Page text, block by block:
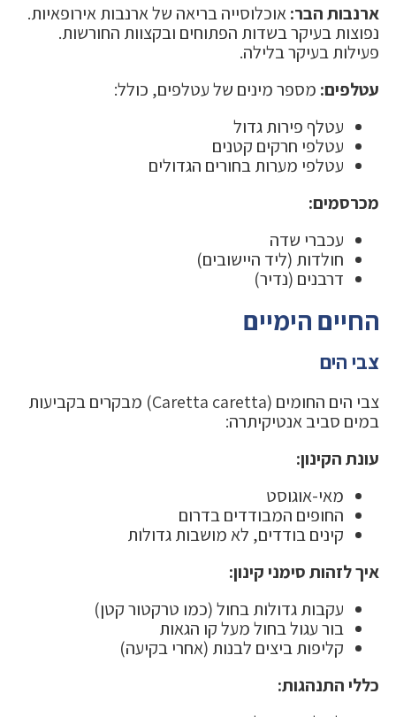
ארנבות הבר:אוכלוסייה בריאה של ארנבות אירופאיות.
נפוצות בעיקר בשדות הפתוחים ובקצוות החורשות.
פעילות בעיקר בלילה.
עטלפים: מספר מינים של עטלפים, כולל:
עטלף פירות גדול
עטלפי חרקים קטנים
עטלפי מערות בחורים הגדולים
מכרסמים:
עכברי שדה
חולדות (ליד היישובים)
דרבנים (נדיר)
החיים הימיים
צבי הים
צבי הים החומים (Caretta caretta) מבקרים בקביעות
במים סביב אנטיקיתרה:
עונת הקינון:
מאי-אוגוסט
החופים המבודדים בדרום
קינים בודדים, לא מושבות גדולות
איך לזהות סימני קינון:
עקבות גדולות בחול (כמו טרקטור קטן)
בור עגול בחול מעל קו הגאות
קליפות ביצים לבנות (אחרי בקיעה)
כללי התנהגות: